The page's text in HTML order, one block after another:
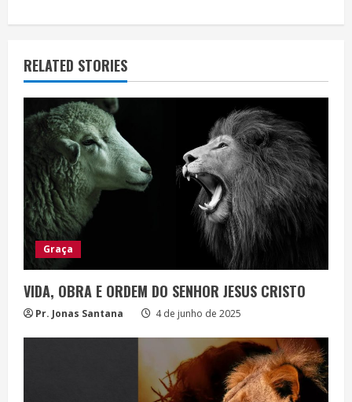
d
i
n
g
RELATED STORIES
Graça
VIDA, OBRA E ORDEM DO SENHOR JESUS CRISTO
Pr. Jonas Santana 4 de junho de 2025